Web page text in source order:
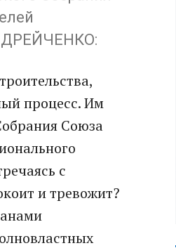
процесс. Им
Союза
с
и тревожит?